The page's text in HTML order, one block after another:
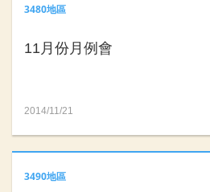
3480地區
11月份月例會
2014/11/21
3490地區